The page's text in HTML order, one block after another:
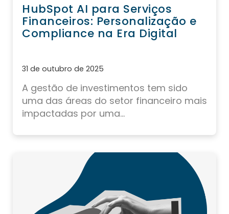
HubSpot AI para Serviços
Financeiros: Personalização e
Compliance na Era Digital
31 de outubro de 2025
A gestão de investimentos tem sido
uma das áreas do setor financeiro mais
impactadas por uma...